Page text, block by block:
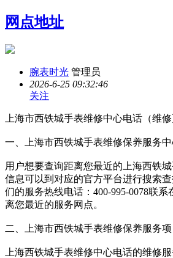
网点地址
腕表时光 管理员
2026-6-25 09:32:46
关注
上海市西铁城手表维修中心电话（维修
一、上海市西铁城手表维修保养服务
用户想要查询距离您最近的上海西铁
信息可以到对应的官方平台进行搜索
们的服务热线电话：400-995-0078联
离您最近的服务网点。
二、上海市西铁城手表维修保养服务
上海西铁城手表维修中心电话的维修